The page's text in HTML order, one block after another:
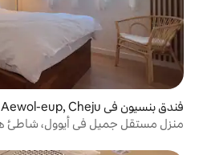
متوسط التقييم 4.95 من 5، 415 مراجعات
4.95 (415)
منزل مستقل جميل في أيوول، شاطئ هاندام على بعد 3 دقائق،